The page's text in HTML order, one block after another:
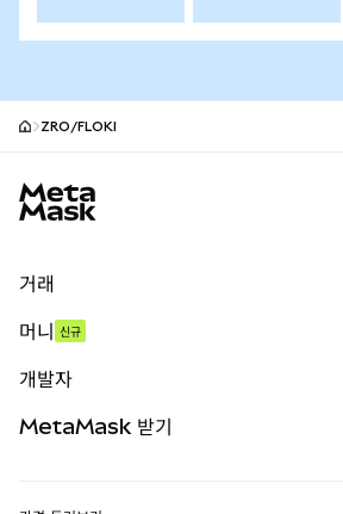
ZRO/FLOKI
거래
무기한 선물
실물자산
머니 신규
개발자
MetaMask 받기